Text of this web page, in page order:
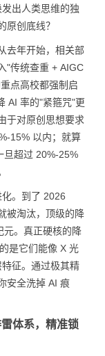
出人类思维的独
原创底线？
去年开始，相关部
"传统查重 + AIGC
点高校都强制启
AI 率的"紧箍咒"更
于对原创思想要求
15% 以内；就算
旦超过 20%-25%
。到了 2026
被淘汰，顶级的降
元。真正硬核的降
是它们能像 X 光
征。通过极其精
安全洗掉 AI 痕
体系，精准锁